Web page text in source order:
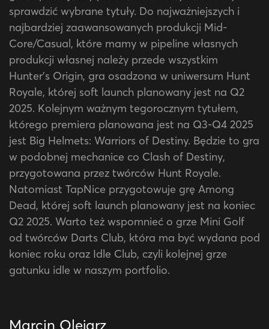
sprawdzić wybrane tytuły. Do najważniejszych i
najbardziej zaawansowanych produkcji Mid-
Core/Casual, które mamy w pipeline własnych
produkcji własnej należy przede wszystkim
Hunter’s Origin, gra osadzona w uniwersum Hunt
Royale, której soft launch planowany jest na Q2
2025. Kolejnym ważnym tegorocznym tytułem,
którego premiera planowana jest na Q3-Q4 2025
jest Big Helmets: Warriors of Destiny. Będzie to gra
w podobnej mechanice co Clash of Destiny,
przygotowana przez twórców Hunt Royale.
Natomiast TapNice przygotowuje grę Among
Dead, której soft launch planowany jest na koniec
Q2 2025. Warto też wspomnieć o grze Mini Golf
od twórców Darts Club, która ma być wydana pod
koniec roku oraz Idle Club, czyli kolejnej grze
gatunku idle w naszym portfolio.
Marcin Olejarz